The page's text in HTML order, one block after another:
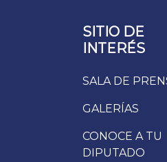
SITIO DE
INTERÉS
SALA DE
GALERÍAS
CONOCE A TU
DIPUTADO